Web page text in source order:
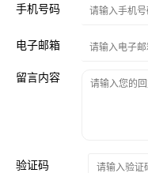
手机号码
电子邮箱
留言内容
验证码